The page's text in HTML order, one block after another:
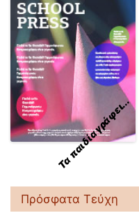
Τα παιδία γράφει...
Πρόσφατα Τεύχη